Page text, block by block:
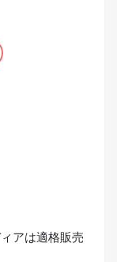
アは適格販売